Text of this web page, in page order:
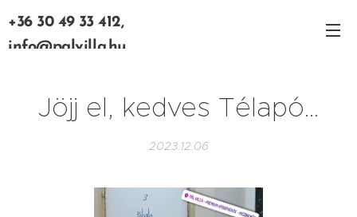
+36 30 49 33 412,
info@palvilla.hu
Jöjj el, kedves Télapó...
2023.12.06